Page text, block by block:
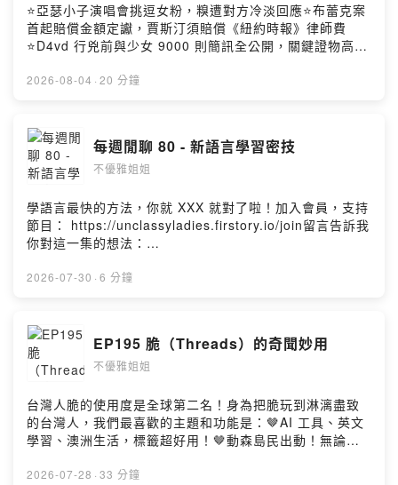
⭐亞瑟小子演唱會挑逗女粉，糗遭對方冷淡回應⭐布蕾克案
首起賠償金額定讞，賈斯汀須賠償《紐約時報》律師費
⭐D4vd 行兇前與少女 9000 則簡訊全公開，關鍵證物高速
https://unclassyladies.firstory.io/join留言告訴我你對這
ieq2v/commentsPowered by Firstory Hosting
2026-08-04 · 20 分鐘
每週閒聊 80 - 新語言學習密技
不優雅姐姐
學語言最快的方法，你就 XXX 就對了啦！加入會員，支持
節目： https://unclassyladies.firstory.io/join留言告訴我
你對這一集的想法：
ieq2v/commentsPowered by Firstory Hosting
2026-07-30 · 6 分鐘
EP195 脆（Threads）的奇聞妙用
不優雅姐姐
台灣人脆的使用度是全球第二名！身為把脆玩到淋漓盡致
的台灣人，我們最喜歡的主題和功能是：🤎AI 工具、英文
學習、澳洲生活，標籤超好用！🤎動森島民出動！無論尋
一屆ＸＸ大賽開始🤎死語復興、單口喜劇、超好笑故事影
2026-07-28 · 33 分鐘